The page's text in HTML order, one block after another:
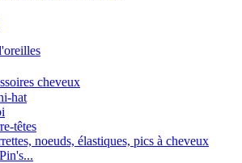
cheveux
hat
têtes
noeuds, élastiques, pics à cheveux